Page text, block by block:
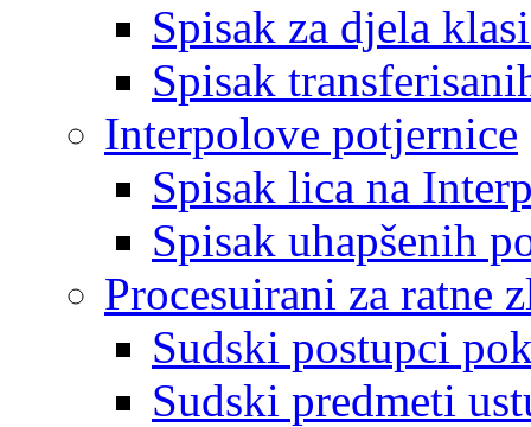
Spisak za djela
Spisak
Interpolove potjernice
Spisak lica na
Spisak uhapšenih
Procesuirani za ratne
Sudski postupci
Sudski predmeti